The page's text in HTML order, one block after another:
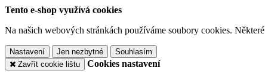
Tento e-shop využívá cookies
Na našich webových stránkách používáme soubory cookies.
Nastavení Jen nezbytné
Souhlasím
Zavřít cookie lištu
Cookies nastavení